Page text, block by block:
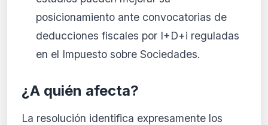
posicionamiento ante convocatorias de
deducciones fiscales por I+D+i reguladas
en el Impuesto sobre Sociedades.
¿A quién afecta?
La resolución identifica expresamente los